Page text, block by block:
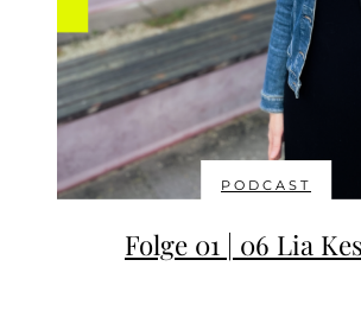
PODCAST
Folge 01 | 06 Lia